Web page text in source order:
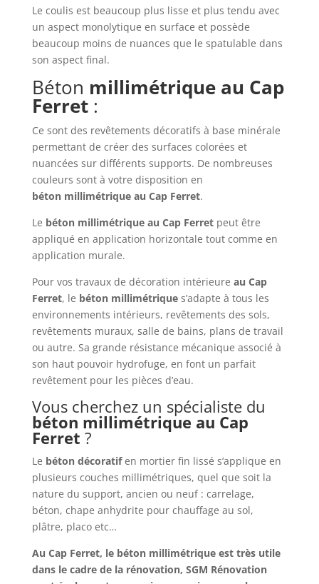
Le coulis est beaucoup plus lisse et plus tendu avec
un aspect monolytique en surface et possède
beaucoup moins de nuances que le spatulable dans
son aspect final.
Béton millimétrique au Cap
Ferret:
Ce sont des revêtements décoratifs à base minérale
permettant de créer des surfaces colorées et
nuancées sur différents supports. De nombreuses
couleurs sont à votre disposition en
béton millimétrique au Cap Ferret.
Le béton millimétrique au Cap Ferretpeut être
appliqué en application horizontale tout comme en
application murale.
Pour vos travaux de décoration intérieure au Cap
Ferret, le béton millimétriques’adapte à tous les
environnements intérieurs, revêtements des sols,
revêtements muraux, salle de bains, plans de travail
ou autre. Sa grande résistance mécanique associé à
son haut pouvoir hydrofuge, en font un parfait
revêtement pour les pièces d’eau.
Vous cherchez un spécialiste du
béton millimétrique au Cap
Ferret ?
Le béton décoratifen mortier fin lissé s’applique en
plusieurs couches millimétriques, quel que soit la
nature du support, ancien ou neuf : carrelage,
béton, chape anhydrite pour chauffage au sol,
plâtre, placo etc…
Au Cap Ferret, le béton millimétrique est très utile
dans le cadre de la rénovation, SGM Rénovation